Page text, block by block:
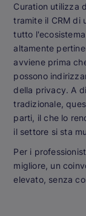
Curation utilizza
tramite il CRM di
tutto
altamente
avviene prima
possono
della privacy. A
tradizionale,
parti, il che lo
il settore si sta
Per i
migliore, un
elevato, senza